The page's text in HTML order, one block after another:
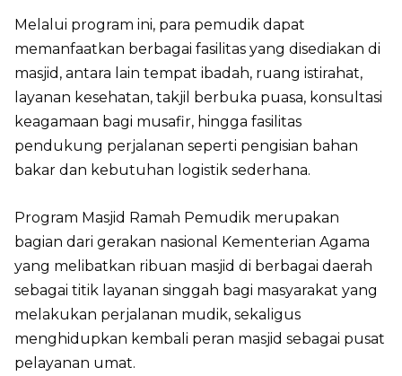
Melalui program ini, para pemudik dapat
memanfaatkan berbagai fasilitas yang disediakan di
masjid, antara lain tempat ibadah, ruang istirahat,
layanan kesehatan, takjil berbuka puasa, konsultasi
keagamaan bagi musafir, hingga fasilitas
pendukung perjalanan seperti pengisian bahan
bakar dan kebutuhan logistik sederhana.
Program Masjid Ramah Pemudik merupakan
bagian dari gerakan nasional Kementerian Agama
yang melibatkan ribuan masjid di berbagai daerah
sebagai titik layanan singgah bagi masyarakat yang
melakukan perjalanan mudik, sekaligus
menghidupkan kembali peran masjid sebagai pusat
pelayanan umat.